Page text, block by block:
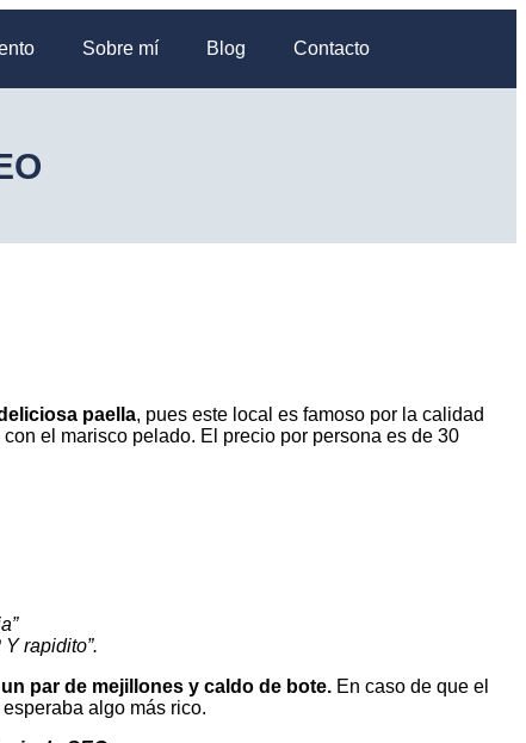
Sobre mí Blog Contacto
paella, pues este local es famoso por la calidad
el marisco pelado. El precio por persona es de 30
rapidito”.
par de mejillones y caldo de bote. En caso de que el
algo más rico.